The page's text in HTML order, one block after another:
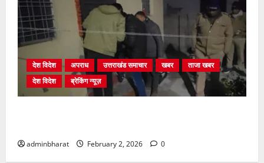
देश विदेश अपराध उत्तराखंड समाचार खबर
ताजा खबर
देश विदेश
ब्रेकिंग न्यूज़
adminbharat February 2, 2026 0